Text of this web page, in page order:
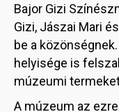
Bajor Gizi
Gizi, Jászai Mari
be a
helyisége is
múzeumi
A múzeum az